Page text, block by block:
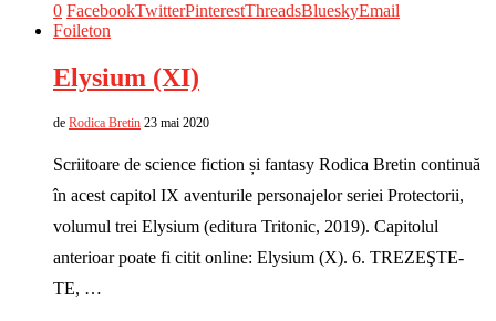
0 FacebookTwitterPinterestThreadsBlueskyEmail
Foileton
Elysium (XI)
de Rodica Bretin 23 mai 2020
Scriitoare de science fiction și fantasy Rodica Bretin continuă
în acest capitol IX aventurile personajelor seriei Protectorii,
volumul trei Elysium (editura Tritonic, 2019). Capitolul
anterioar poate fi citit online: Elysium (X). 6. TREZEŞTE-
TE, …